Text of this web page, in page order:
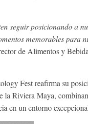
seguir posicionando a
memorables para
de Alimentos y
Fest reafirma su
la Riviera Maya,
en un entorno